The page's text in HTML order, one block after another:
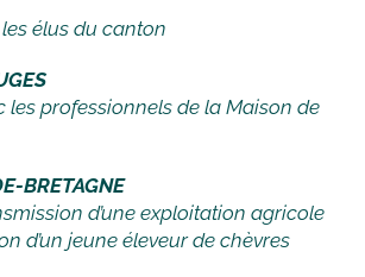
élus du canton
les professionnels de la Maison de
BRETAGNE
d’une exploitation agricole
d’un jeune éleveur de chèvres